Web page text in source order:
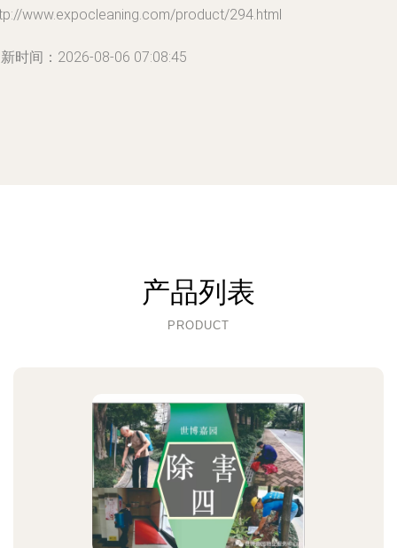
www.expocleaning.com/product/294.html
时间：2026-08-06 07:08:45
产品列表
PRODUCT